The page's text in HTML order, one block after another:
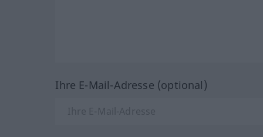
Ihre E-Mail-Adresse (optional)